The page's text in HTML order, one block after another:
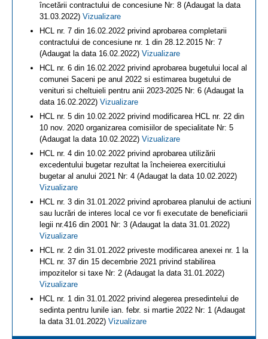
încetării contractului de concesiune Nr: 8 (Adaugat la data
31.03.2022) Vizualizare
HCL nr. 7 din 16.02.2022 privind aprobarea completarii
contractului de concesiune nr. 1 din 28.12.2015 Nr: 7
(Adaugat la data 16.02.2022) Vizualizare
HCL nr. 6 din 16.02.2022 privind aprobarea bugetului local al
comunei Saceni pe anul 2022 si estimarea bugetului de
venituri si cheltuieli pentru anii 2023-2025 Nr: 6 (Adaugat la
data 16.02.2022) Vizualizare
HCL nr. 5 din 10.02.2022 privind modificarea HCL nr. 22 din
10 nov. 2020 organizarea comisiilor de specialitate Nr: 5
(Adaugat la data 10.02.2022) Vizualizare
HCL nr. 4 din 10.02.2022 privind aprobarea utilizării
excedentului bugetar rezultat la încheierea exercitiului
bugetar al anului 2021 Nr: 4 (Adaugat la data 10.02.2022)
Vizualizare
HCL nr. 3 din 31.01.2022 privind aprobarea planului de actiuni
sau lucrări de interes local ce vor fi executate de beneficiarii
legii nr.416 din 2001 Nr: 3 (Adaugat la data 31.01.2022)
Vizualizare
HCL nr. 2 din 31.01.2022 priveste modificarea anexei nr. 1 la
HCL nr. 37 din 15 decembrie 2021 privind stabilirea
impozitelor si taxe Nr: 2 (Adaugat la data 31.01.2022)
Vizualizare
HCL nr. 1 din 31.01.2022 privind alegerea presedintelui de
sedinta pentru lunile ian. febr. si martie 2022 Nr: 1 (Adaugat
la data 31.01.2022) Vizualizare